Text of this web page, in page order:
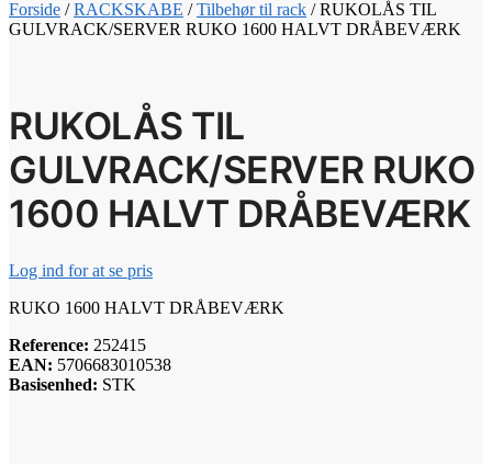
Forside /RACKSKABE /Tilbehør til rack /RUKOLÅS TIL
GULVRACK/SERVER RUKO 1600 HALVT DRÅBEVÆRK
RUKOLÅS TIL
GULVRACK/SERVER RUKO
1600 HALVT DRÅBEVÆRK
Log ind for at se pris
RUKO 1600 HALVT DRÅBEVÆRK
Reference: 252415
EAN: 5706683010538
Basisenhed: STK